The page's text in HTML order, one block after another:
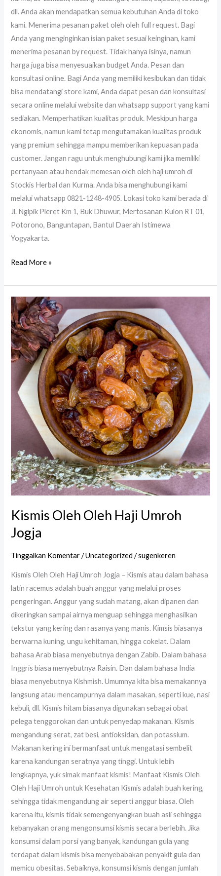
dll. Anda akan mendapatkan semua kebutuhan Anda di toko
kami. Menerima pesanan paket oleh oleh full request. Bagi
Anda yang menginginkan isian paket sesuai keinginan, kami
menerima pesanan by request. Tidak hanya isinya, namun
harga juga bisa menyesuaikan budget Anda. Pesan dan
konsultasi online. Bagi Anda yang memiliki kesibukan dan tidak
bisa mendatangi store kami, Anda dapat pesan dan konsultasi
secara online melalui website dan whatsapp support yang kami
sediakan. Memperhatikan kualitas produk. Meskipun harga
ekonomis, namun kami tetap mengutamakan kualitas produk
yang premium sehingga mampu memberikan kepuasan pada
customer. Jangan ragu untuk menghubungi kami jika memiliki
pertanyaan atau hendak memesan oleh oleh haji umroh di
Stockis Herbal dan Kurma. Anda bisa menghubungi kami
melalui whatsapp 0821-1248-4905. Lokasi toko kami berada di
Jl. Ngipik Pleret Km 1, Buk Dhuwur, Mertosanan Kulon RT 01,
Potorono, Banguntapan, Bantul Daerah Istimewa
Yogyakarta.
Read More »
Kismis Oleh Oleh Haji Umroh
Jogja
Tinggalkan Komentar /Uncategorized /sugenkeren
Kismis Oleh Oleh Haji Umroh Jogja – Kismis atau dalam bahasa
latin racemus adalah buah anggur yang melalui proses
pengeringan. Anggur yang sudah matang, akan dipanen dan
dikeringkan sampai airnya menguap sehingga menghasilkan
tekstur yang kering dan rasanya yang manis. Kimsis biasanya
berwarna kuning, ungu kehitaman, hingga cokelat. Dalam
bahasa Arab biasa menyebutnya dengan Zabib. Dalam bahasa
Inggris biasa menyebutnya Raisin. Dan dalam bahasa India
biasa menyebutnya Kishmish. Umumnya kita bisa memakannya
langsung atau mencampurnya dalam masakan, seperti kue, nasi
kebuli, dll. Kismis hitam biasanya digunakan sebagai obat
pelega tenggorokan dan untuk penyedap makanan. Kismis
mengandung serat, zat besi, antioksidan, dan potassium.
Makanan kering ini bermanfaat untuk mengatasi sembelit
karena kandungan seratnya yang tinggi. Untuk lebih
lengkapnya, yuk simak manfaat kismis! Manfaat Kismis Oleh
Oleh Haji Umroh untuk Kesehatan Kismis adalah buah kering,
sehingga tidak mengandung air seperti anggur biasa. Oleh
karena itu, kismis tidak semengenyangkan buah asli sehingga
kebanyakan orang mengonsumsi kismis secara berlebih. Jika
konsumsi dalam porsi yang banyak, kandungan gula yang
terdapat dalam kismis bisa menyebabakan penyakit gula dan
memicu obesitas. Sebaiknya, konsumsi kismis dengan jumlah
Kismis
Oleh
Oleh
Haji
Umroh